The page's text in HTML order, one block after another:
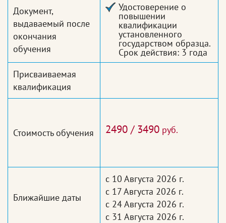
Документ,
выдаваемый после
окончания
обучения
Удостоверение о
повышении
квалификации
установленного
государством образца.
Срок действия: 3 года
Присваиваемая
квалификация
Стоимость обучения 2490 / 3490 руб.
Ближайшие даты
с 10 Августа 2026 г.
с 17 Августа 2026 г.
с 24 Августа 2026 г.
с 31 Августа 2026 г.